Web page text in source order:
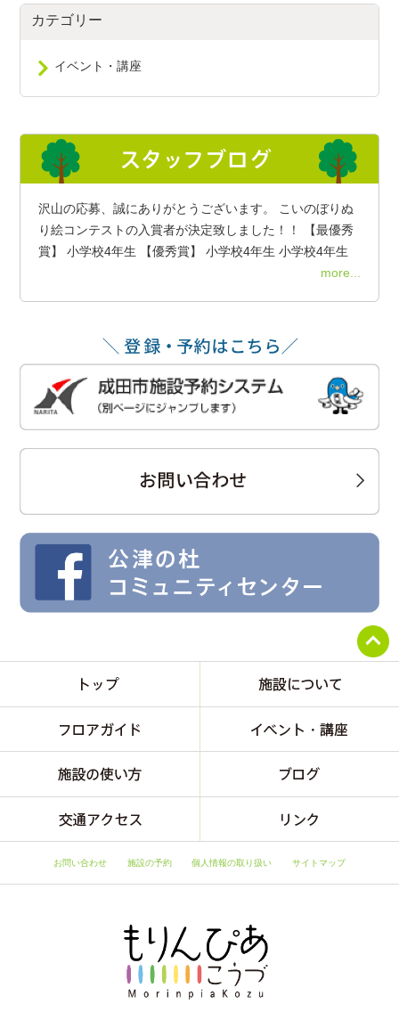
カテゴリー
イベント・講座
沢山の応募、誠にありがとうございます。 こいのぼりぬ
り絵コンテストの入賞者が決定致しました！！ 【最優秀
賞】 小学校4年生 【優秀賞】 小学校4年生 小学校4年生
more...
お問い合わせ 施設の予約 個人情報の取り扱い サイトマップ